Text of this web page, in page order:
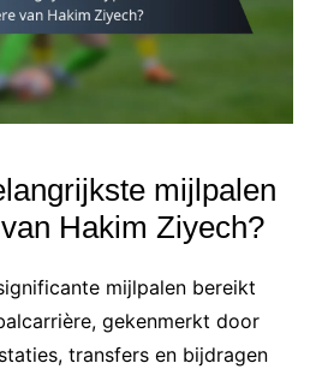
mijlpalen
Hakim Ziyech?
mijlpalen bereikt
gekenmerkt door
transfers en bijdragen